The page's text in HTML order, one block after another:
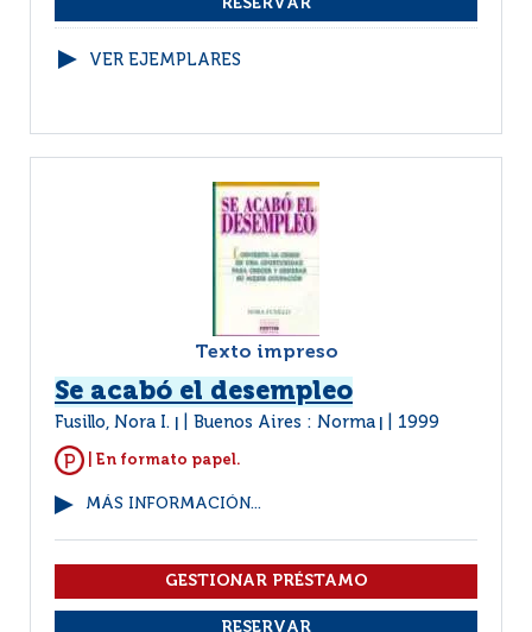
VER EJEMPLARES
Texto impreso
Se acabó el desempleo
Fusillo, Nora I. Buenos Aires : Norma 1999
| En formato papel.
MÁS INFORMACIÓN...